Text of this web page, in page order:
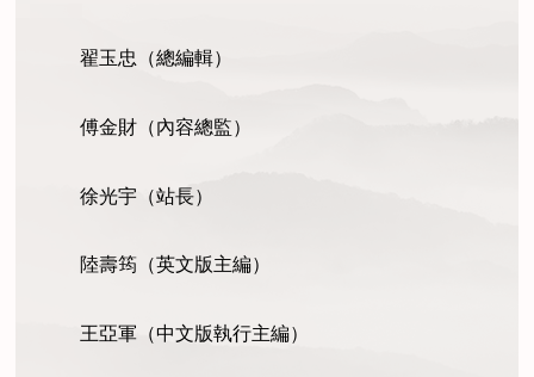
翟玉忠（總編輯）
傅金財（內容總監）
徐光宇（站長）
陸壽筠（英文版主編）
王亞軍（中文版執行主編）